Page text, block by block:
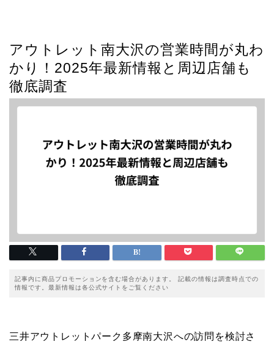
アウトレット南大沢の営業時間が丸わ
かり！2025年最新情報と周辺店舗も
徹底調査
記事内に商品プロモーションを含む場合があります。 記載の情報は調査時点での
情報です。最新情報は各公式サイトをご覧ください
三井アウトレットパーク多摩南大沢への訪問を検討さ